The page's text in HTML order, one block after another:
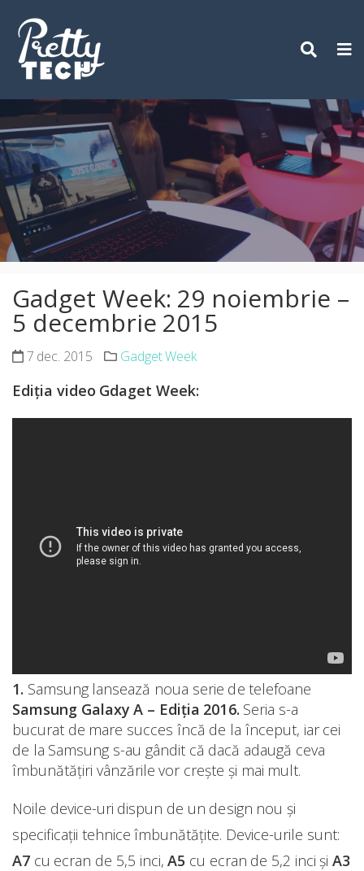
content
Gadget Week: 29 noiembrie –
5 decembrie 2015
7 dec. 2015 Gadget Week
Ediția video Gdaget Week:
1. Samsung lansează noua serie de telefoane
Samsung Galaxy A – Ediția 2016. Seria s-a
bucurat de mare succes încă de la început, iar cei
de la Samsung s-au gândit că dacă adaugă ceva
îmbunătățiri vânzările vor crește și mai mult.
Noile device-uri dispun de un design nou și
specificații tehnice îmbunătățite. Device-urile sunt:
A7 cu ecran de 5,5 inci, A5 cu ecran de 5,2 inci și A3